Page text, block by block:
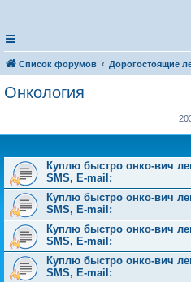
Список форумов Дорогостоящие
Онкология
Куплю быстро онко-вич
SMS, E-mail:
Куплю быстро онко-вич
SMS, E-mail:
Куплю быстро онко-вич
SMS, E-mail:
Куплю быстро онко-вич
SMS, E-mail: